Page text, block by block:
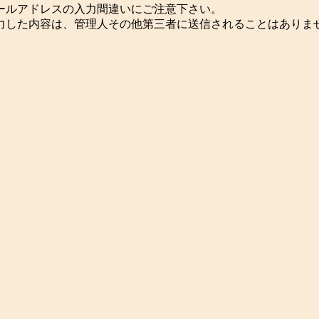
アドレスの入力間違いにご注意下さい。
た内容は、管理人その他第三者に送信されることはありま